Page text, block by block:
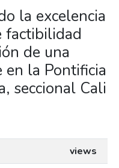
DSpace
la excelencia
factibilidad
de una
la Pontificia
seccional Cali
views